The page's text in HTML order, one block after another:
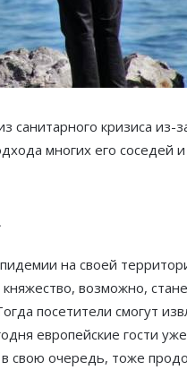
санитарного кризиса из-
многих его соседей
на своей
возможно,
посетители смогут
европейские гости
свою очередь, тоже